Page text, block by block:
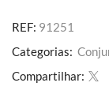
REF: 91251
Categorias:
Compartilhar: